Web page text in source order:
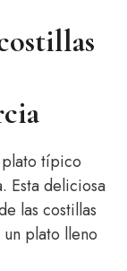
típico
Esta deliciosa
las costillas
plato lleno